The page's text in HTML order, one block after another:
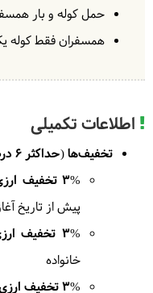
حدود 6 ساعت کوهپیمایی در شیب زیاد
امروز از
وارد مناظر
داشت. بعد از
اطراف کمپ
حدود 6 ساعت کوهپیمایی در شیب زیاد
حمل کوله و بار
همسفران فقط کوله
اطلاعات تکمیلی
تخفیف‌ها (حداکثر 6 درصد)
3% تخفیف ارزی
پیش از تاریخ
3% تخفیف ارزی
خانواده
3% تخفیف ارزی